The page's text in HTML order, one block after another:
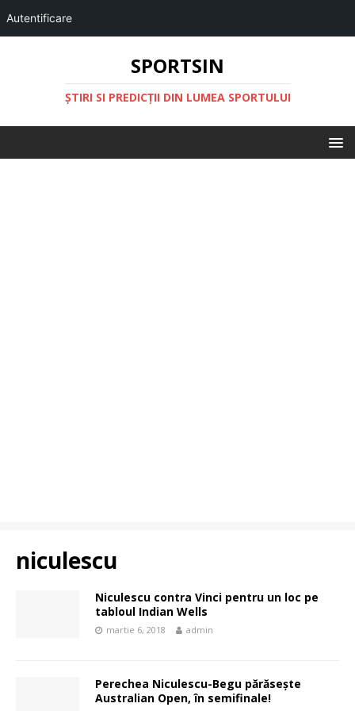
Autentificare
SPORTSIN
ŞTIRI SI PREDICŢII DIN LUMEA SPORTULUI
niculescu
Niculescu contra Vinci pentru un loc pe
tabloul Indian Wells
martie 6, 2018 admin
Perechea Niculescu-Begu părăsește
Australian Open, în semifinale!